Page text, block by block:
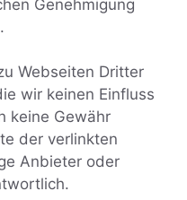
Genehmigung
Webseiten Dritter
wir keinen Einfluss
keine Gewähr
der verlinkten
Anbieter oder